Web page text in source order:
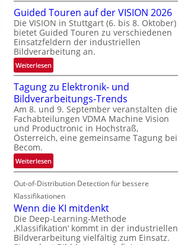
z
t
e
M
g
l
i
c
h
k
e
i
t
e
n
ü
c
k
k
e
h
d
e
r
i
n
I
S
I
O
N
T
e
c
Guided Touren auf der VISION 2026
Die VISION in Stuttgart (6. bis 8. Oktober)
bietet Guided Touren zu verschiedenen
Einsatzfeldern der industriellen
Bildverarbeitung an.
Weiterlesen:
G
u
i
d
e
d
T
o
u
e
n
a
u
f
Tagung zu Elektronik- und
Bildverarbeitungs-Trends
Am 8. und 9. September veranstalten die
Fachabteilungen VDMA Machine Vision
und Productronic in Hochstraß,
Österreich, eine gemeinsame Tagung bei
Becom.
Weiterlesen:
T
a
g
u
n
g
z
Out-of-Distribution Detection für bessere
Klassifikationen
Wenn die KI mitdenkt
Die Deep-Learning-Methode
‚Klassifikation‘ kommt in der industriellen
Bildverarbeitung vielfältig zum Einsatz.